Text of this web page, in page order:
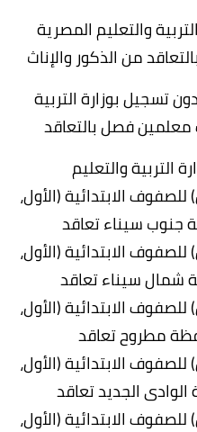
والتعليم المصرية
من الذكور والإناث
تسجيل بوزارة التربية
معلمين فصل بالتعاقد
التربية والتعليم
الابتدائية (الأول،
جنوب سيناء تعاقد
الابتدائية (الأول،
شمال سيناء تعاقد
الابتدائية (الأول،
مطروح تعاقد
الابتدائية (الأول،
الوادى الجديد تعاقد
الابتدائية (الأول،